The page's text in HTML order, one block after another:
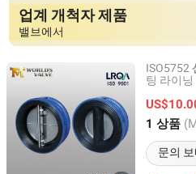
업계 개척자 제품
밸브에서
ISO5752
팅 라이
밸브에서
1 상품
문의
Tianjin Worlds Valve Co., Ltd.
Tianjin, China 이후